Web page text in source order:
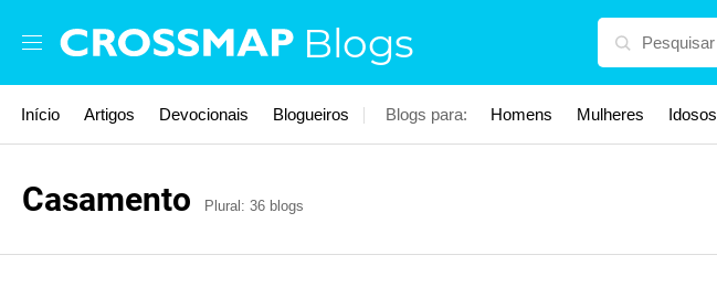
Blogs
Início Artigos Devocionais Blogueiros Blogs para: Homens Mulheres Idosos
Casamento Plural: 36 blogs